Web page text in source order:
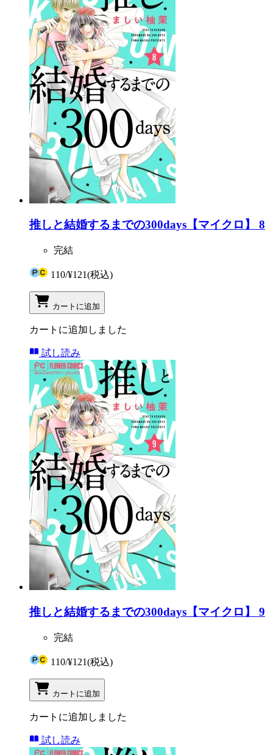
推しと結婚するまでの300days【マイクロ】 8
完結
110/¥121(税込)
カートに追加
カートに追加しました
試し読み
推しと結婚するまでの300days【マイクロ】 9
完結
110/¥121(税込)
カートに追加
カートに追加しました
試し読み